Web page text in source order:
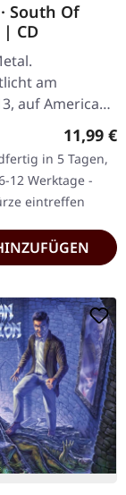
· South Of
| CD
am
auf American
1988, nach
an
und
11,99 €
in 5 Tagen,
12 Werktage -
eintreffen